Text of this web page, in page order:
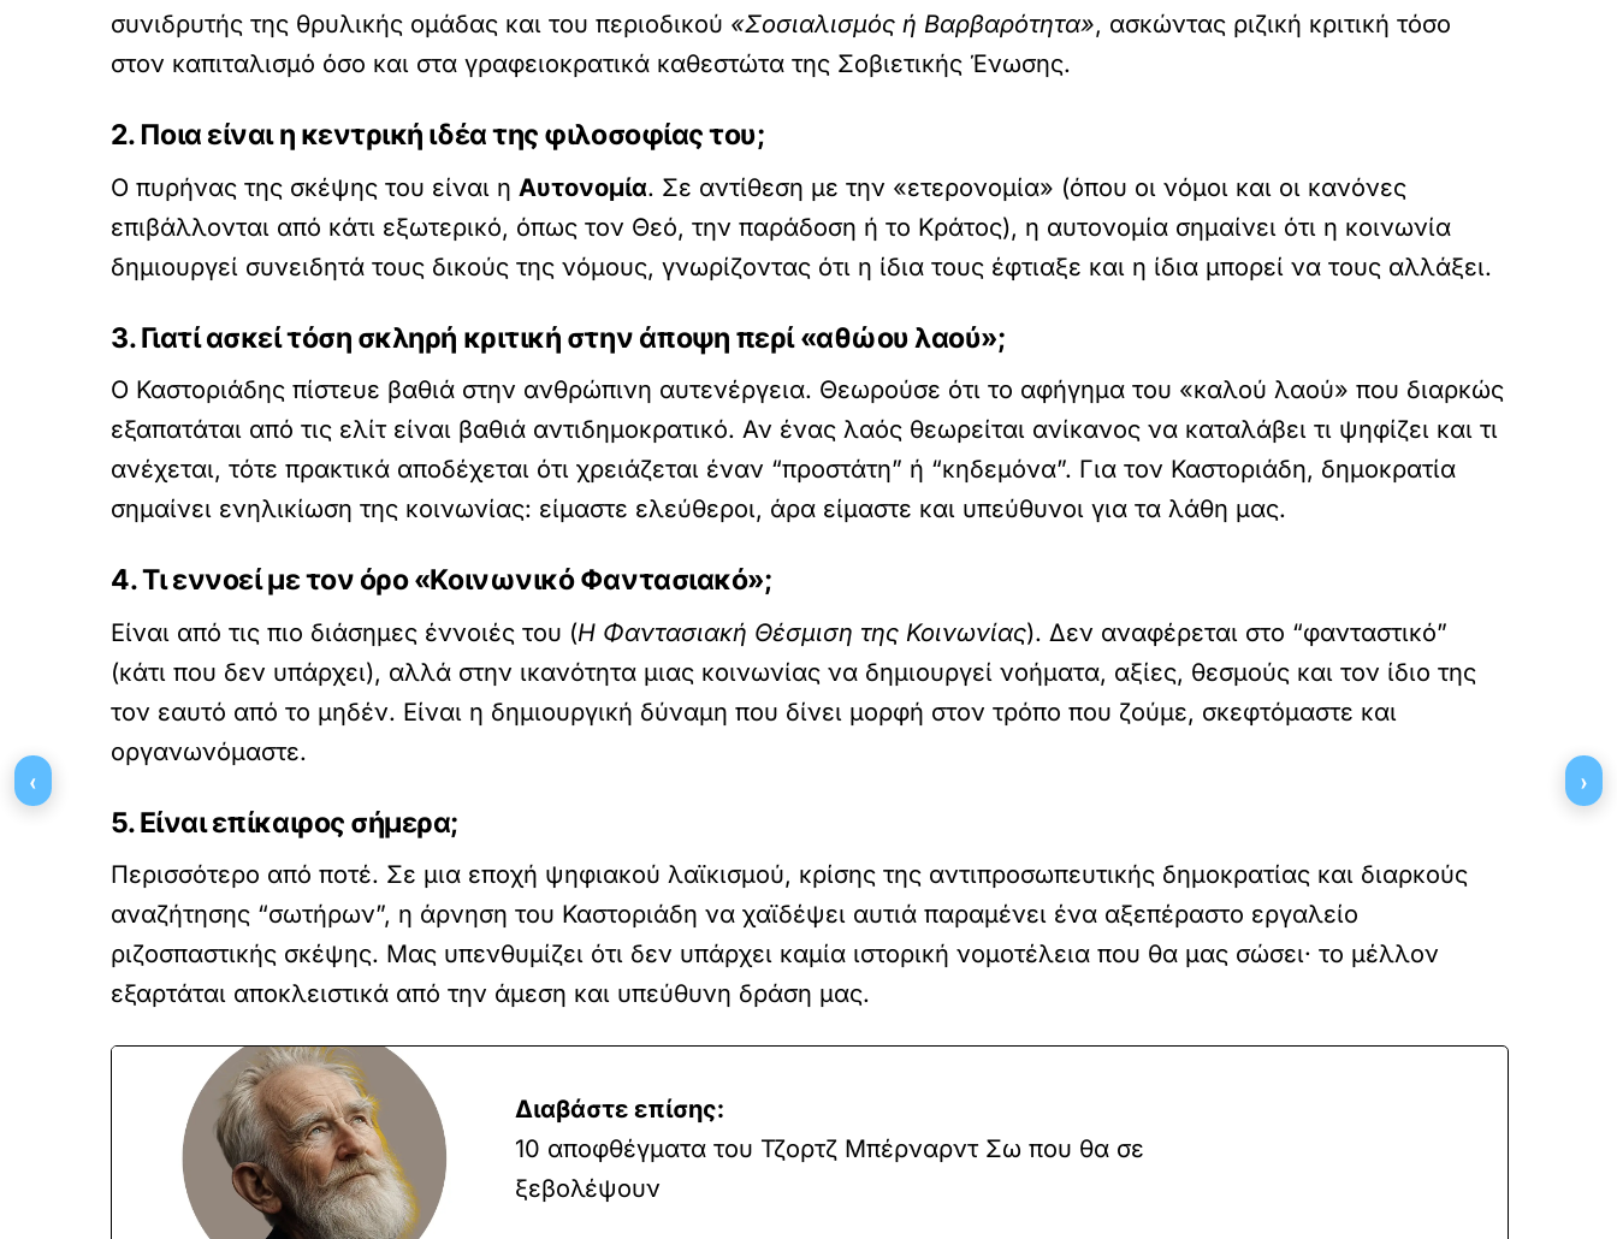
συνιδρυτής της θρυλικής ομάδας και του περιοδικού «Σοσιαλισμός ή Βαρβαρότητα», ασκώντας ριζική κριτική τόσο
στον καπιταλισμό όσο και στα γραφειοκρατικά καθεστώτα της Σοβιετικής Ένωσης.
2. Ποια είναι η κεντρική ιδέα της φιλοσοφίας του;
Ο πυρήνας της σκέψης του είναι η Αυτονομία. Σε αντίθεση με την «ετερονομία» (όπου οι νόμοι και οι κανόνες
επιβάλλονται από κάτι εξωτερικό, όπως τον Θεό, την παράδοση ή το Κράτος), η αυτονομία σημαίνει ότι η κοινωνία
δημιουργεί συνειδητά τους δικούς της νόμους, γνωρίζοντας ότι η ίδια τους έφτιαξε και η ίδια μπορεί να τους αλλάξει.
3. Γιατί ασκεί τόση σκληρή κριτική στην άποψη περί «αθώου λαού»;
Ο Καστοριάδης πίστευε βαθιά στην ανθρώπινη αυτενέργεια. Θεωρούσε ότι το αφήγημα του «καλού λαού» που διαρκώς
εξαπατάται από τις ελίτ είναι βαθιά αντιδημοκρατικό. Αν ένας λαός θεωρείται ανίκανος να καταλάβει τι ψηφίζει και τι
ανέχεται, τότε πρακτικά αποδέχεται ότι χρειάζεται έναν “προστάτη” ή “κηδεμόνα”. Για τον Καστοριάδη, δημοκρατία
σημαίνει ενηλικίωση της κοινωνίας: είμαστε ελεύθεροι, άρα είμαστε και υπεύθυνοι για τα λάθη μας.
4. Τι εννοεί με τον όρο «Κοινωνικό Φαντασιακό»;
Είναι από τις πιο διάσημες έννοιές του (Η Φαντασιακή Θέσμιση της Κοινωνίας). Δεν αναφέρεται στο “φανταστικό”
(κάτι που δεν υπάρχει), αλλά στην ικανότητα μιας κοινωνίας να δημιουργεί νοήματα, αξίες, θεσμούς και τον ίδιο της
τον εαυτό από το μηδέν. Είναι η δημιουργική δύναμη που δίνει μορφή στον τρόπο που ζούμε, σκεφτόμαστε και
οργανωνόμαστε.
5. Είναι επίκαιρος σήμερα;
Περισσότερο από ποτέ. Σε μια εποχή ψηφιακού λαϊκισμού, κρίσης της αντιπροσωπευτικής δημοκρατίας και διαρκούς
αναζήτησης “σωτήρων”, η άρνηση του Καστοριάδη να χαϊδέψει αυτιά παραμένει ένα αξεπέραστο εργαλείο
ριζοσπαστικής σκέψης. Μας υπενθυμίζει ότι δεν υπάρχει καμία ιστορική νομοτέλεια που θα μας σώσει· το μέλλον
εξαρτάται αποκλειστικά από την άμεση και υπεύθυνη δράση μας.
Διαβάστε επίσης:
10 αποφθέγματα του Τζορτζ Μπέρναρντ Σω που θα σε
ξεβολέψουν
‹ ›